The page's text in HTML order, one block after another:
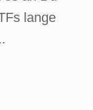
lange